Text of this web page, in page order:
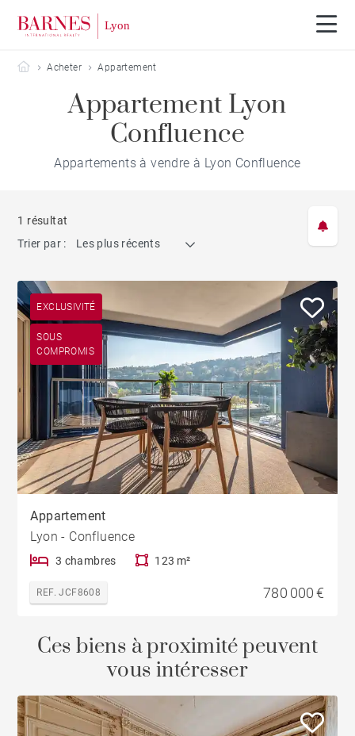
Barnes Lyon
Acheter Appartement
Appartement Lyon
Confluence
Appartements à vendre à Lyon Confluence
1 résultat
Trier par :
Les plus récents
EXCLUSIVITÉ
SOUS
COMPROMIS
Appartement
Lyon - Confluence
3 chambres 123 m²
REF. JCF8608 780 000 €
Ces biens à proximité peuvent
vous intéresser